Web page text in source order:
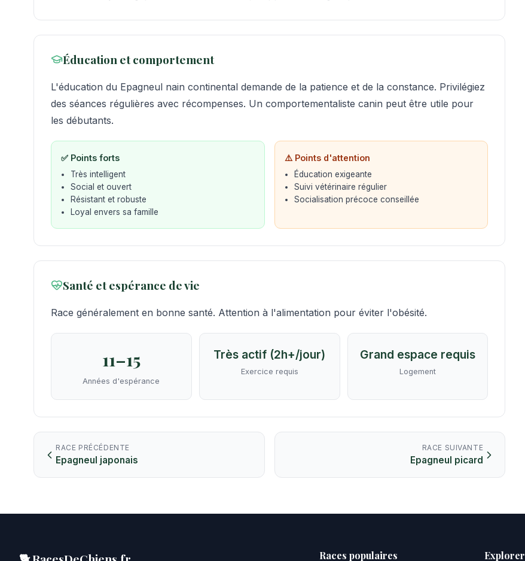
Éducation et comportement
L'éducation du Epagneul nain continental demande de la patience et de la constance. Privilégiez
des séances régulières avec récompenses. Un comportementaliste canin peut être utile pour
les débutants.
✅ Points forts
Très intelligent
Social et ouvert
Résistant et robuste
Loyal envers sa famille
⚠️ Points d'attention
Éducation exigeante
Suivi vétérinaire régulier
Socialisation précoce conseillée
Santé et espérance de vie
Race généralement en bonne santé. Attention à l'alimentation pour éviter l'obésité.
11–15
Années d'espérance
Très actif (2h+/jour)
Exercice requis
Grand espace requis
Logement
RACE PRÉCÉDENTE
Epagneul japonais
RACE SUIVANTE
Epagneul picard
Races populaires Explorer